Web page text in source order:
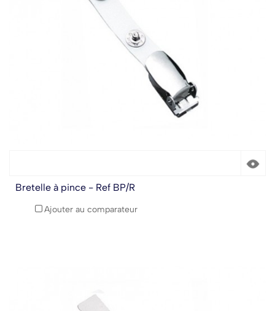
Bretelle à pince - Ref BP/R
Ajouter au comparateur